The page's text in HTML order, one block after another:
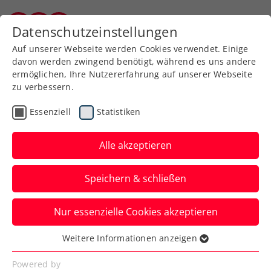
Zurück zur Newsübersicht
Turniere
Maria Lanzendorf Open:
Zimmer erst im Finale
durch Doppelpartnerin
gestoppt
Die ÖTV-Nachwuchshoffnung muss somit
auf ihren ITF-Premierentitel weiter
warten.
Datenschutzeinstellungen
Auf unserer Webseite werden Cookies verwendet. Einige
davon werden zwingend benötigt, während es uns andere
ermöglichen, Ihre Nutzererfahrung auf unserer Webseite
zu verbessern.
Essenziell Statistiken
Alle akzeptieren
Speichern & schließen
Nur essenzielle Cookies akzeptieren
Essenziell
Essenzielle Cookies werden für grundlegende
Weitere Informationen anzeigen
Powered by